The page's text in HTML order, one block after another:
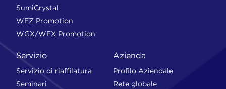
SumiCrystal
WEZ Promotion
WGX/WFX Promotion
Servizio
Servizio di riaffilatura
Seminari
Azienda
Profilo Aziendale
Rete globale